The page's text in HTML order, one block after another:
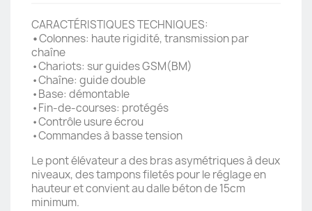
CARACTÉRISTIQUES TECHNIQUES:
•Colonnes: haute rigidité, transmission par
chaîne
•Chariots: sur guides GSM(BM)
•Chaîne: guide double
•Base: démontable
•Fin-de-courses: protégés
•Contrôle usure écrou
•Commandes à basse tension
Le pont élévateur a des bras asymétriques à deux
niveaux, des tampons filetés pour le réglage en
hauteur et convient au dalle béton de 15cm
minimum.